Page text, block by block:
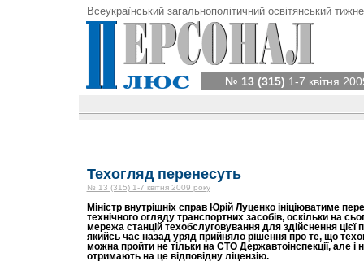
Всеукраїнський загальнополітичний освітянський
№ 13 (315) 1-7 квітня
Техогляд перенесуть
№ 13 (315) 1-7 квітня 2009 року
Міністр внутрішніх справ Юрій Луценко ініціюватиме
технічного огляду транспортних засобів, оскільки на
мережа станцій техобслуговування для здійснення
якийсь час назад уряд прийняло рішення про те, що
можна пройти не тільки на СТО Державтоінспекції, але і
отримають на це відповідну ліцензію.